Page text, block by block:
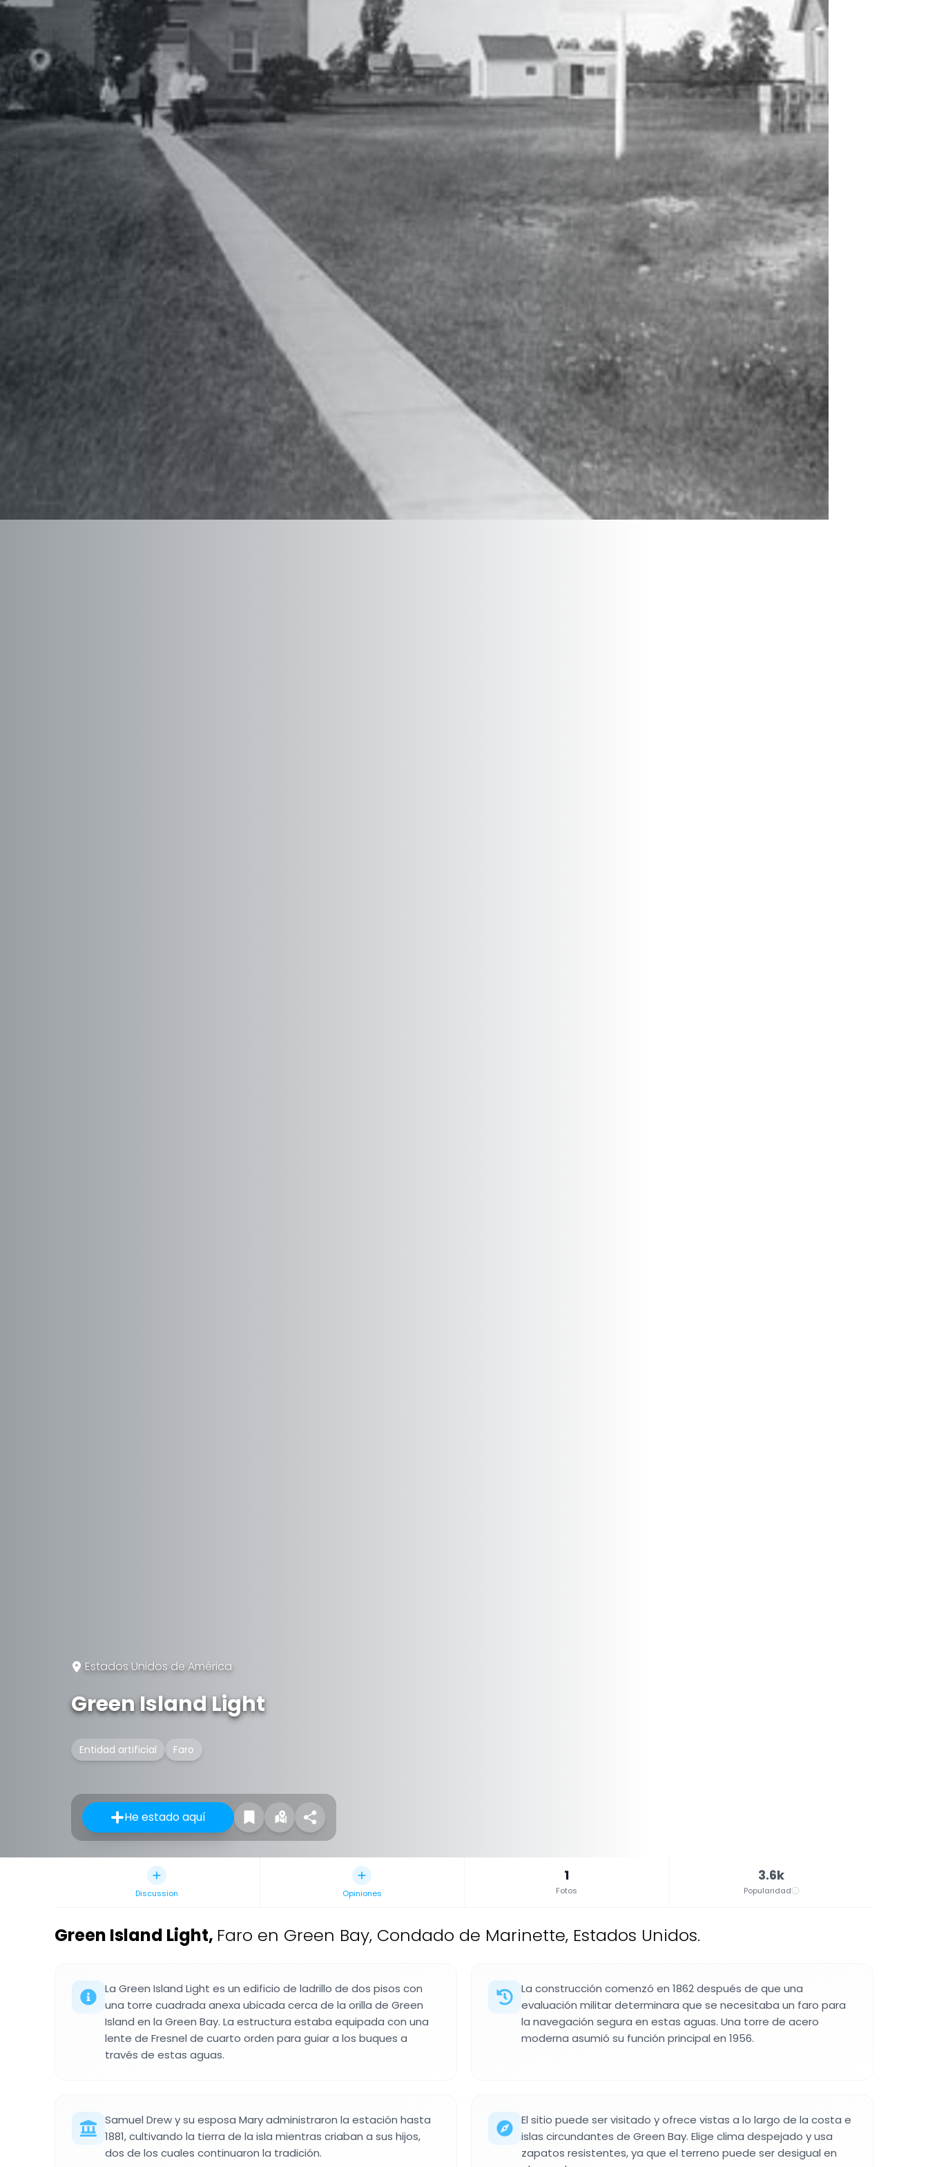
Estados Unidos de América
Green Island Light
Entidad artificial Faro
He estado aquí
Discussion Opiniones
1
Fotos
3.6k
Popularidad
Green Island Light, Faro en Green Bay, Condado de Marinette, Estados Unidos.
La Green Island Light es un edificio de ladrillo de dos pisos con
una torre cuadrada anexa ubicada cerca de la orilla de Green
Island en la Green Bay. La estructura estaba equipada con una
lente de Fresnel de cuarto orden para guiar a los buques a
través de estas aguas.
La construcción comenzó en 1862 después de que una
evaluación militar determinara que se necesitaba un faro para
la navegación segura en estas aguas. Una torre de acero
moderna asumió su función principal en 1956.
Samuel Drew y su esposa Mary administraron la estación hasta
1881, cultivando la tierra de la isla mientras criaban a sus hijos,
dos de los cuales continuaron la tradición.
El sitio puede ser visitado y ofrece vistas a lo largo de la costa e
islas circundantes de Green Bay. Elige clima despejado y usa
zapatos resistentes, ya que el terreno puede ser desigual en